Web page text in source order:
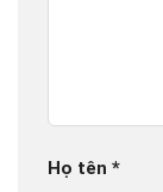
Họ tên *